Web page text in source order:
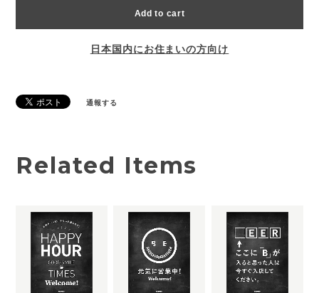
Add to cart
日本国内にお住まいの方向け
通報する
Related Items